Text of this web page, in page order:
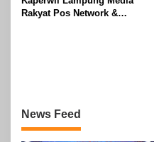
Rakyat Pos Network &
News Feed